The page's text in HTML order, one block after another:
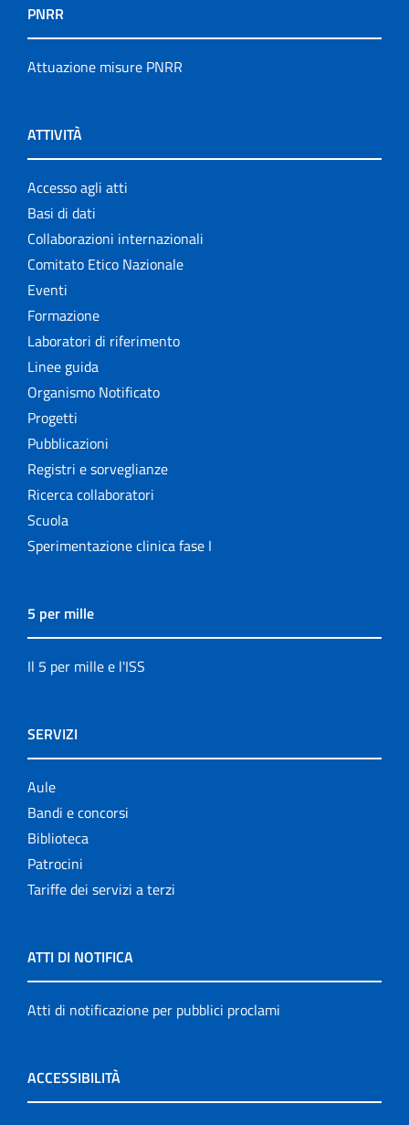
PNRR
Attuazione misure PNRR
ATTIVITÀ
Accesso agli atti
Basi di dati
Collaborazioni internazionali
Comitato Etico Nazionale
Eventi
Formazione
Laboratori di riferimento
Linee guida
Organismo Notificato
Progetti
Pubblicazioni
Registri e sorveglianze
Ricerca collaboratori
Scuola
Sperimentazione clinica fase I
5 per mille
Il 5 per mille e l'ISS
SERVIZI
Aule
Bandi e concorsi
Biblioteca
Patrocini
Tariffe dei servizi a terzi
ATTI DI NOTIFICA
Atti di notificazione per pubblici proclami
ACCESSIBILITÀ